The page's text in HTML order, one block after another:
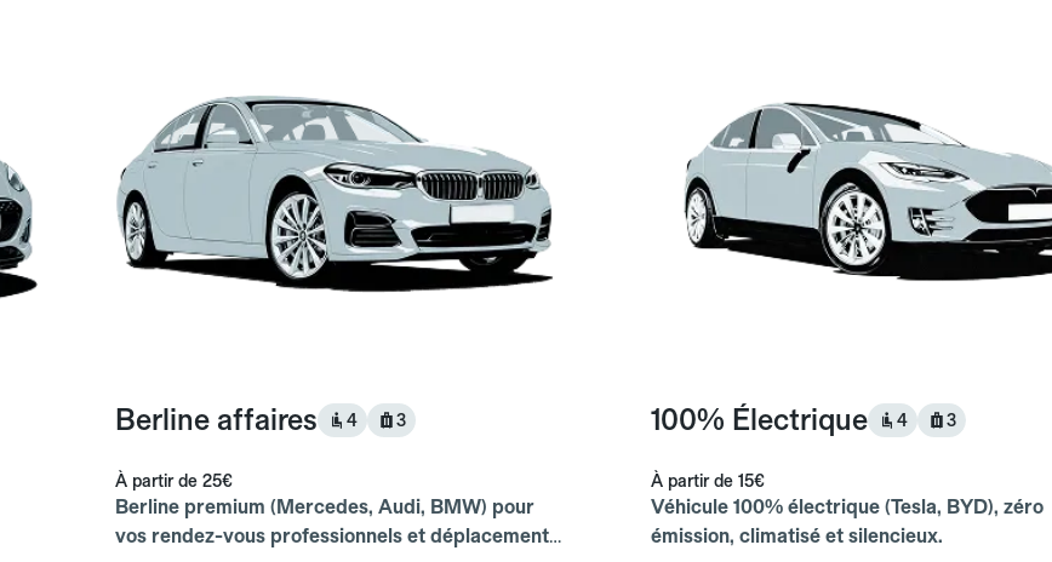
Berline affaires 4 3
À partir de 25€
Berline premium (Mercedes, Audi, BMW) pour
vos rendez-vous professionnels et déplacements
100% Électrique 4 3
À partir de 15€
Véhicule 100% électrique (Tesla, BYD), zéro
émission, climatisé et silencieux.